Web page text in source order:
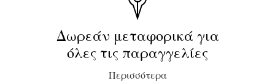
Δωρεάν μεταφορικά για
όλες τις παραγγελίες
Περισσότερα